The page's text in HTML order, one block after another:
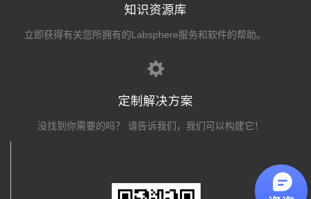
知识资源库
立即获得有关您所拥有的Labsphere服务和软件的帮助。
定制解决方案
没找到你需要的吗？ 请告诉我们，我们可以构建它！